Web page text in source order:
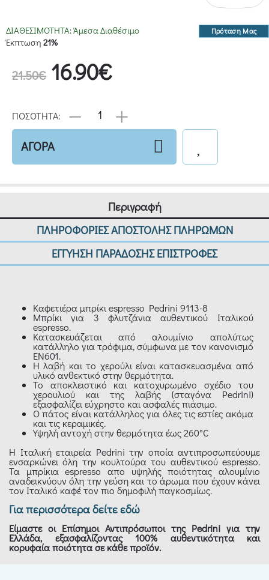
Πρόταση Μας
ΔΙΑΘΕΣΙΜΟΤΗΤΑ:Άμεσα Διαθέσιμο
Έκπτωση 21%
21.50€ 16.90€
ΠΟΣΟΤΗΤΑ:
ΑΓΟΡΑ
Περιγραφή
ΠΛΗΡΟΦΟΡΙΕΣ ΑΠΟΣΤΟΛΗΣ ΠΛΗΡΩΜΩΝ
ΕΓΓΥΗΣΗ ΠΑΡΑΔΟΣΗΣ ΕΠΙΣΤΡΟΦΕΣ
Καφετιέρα μπρίκι espresso Pedrini 9113-8
Μπρίκι για 3 φλυτζάνια αυθεντικού Ιταλικού
espresso.
Κατασκευάζεται από αλουμίνιο απολύτως
κατάλληλο για τρόφιμα, σύμφωνα με τον κανονισμό
ΕΝ601.
Η λαβή και το χερούλι είναι κατασκευασμένα από
υλικό ανθεκτικό στην θερμότητα.
Το αποκλειστικό και κατοχυρωμένο σχέδιο του
χερουλιού και της λαβής (σταγόνα Pedrini)
εξασφαλίζει εύχρηστο και ασφαλές πιάσιμο.
Ο πάτος είναι κατάλληλος για όλες τις εστίες ακόμα
και τις κεραμικές.
Υψηλή αντοχή στην θερμότητα έως 260°C
Η Ιταλική εταιρεία Pedrini την οποία αντιπροσωπεύουμε
ενσαρκώνει όλη την κουλτούρα του αυθεντικού espresso.
Τα μπρίκια espresso απο υψηλής ποιότητας αλουμίνιο
αναδεικνύουν όλη την γεύση και το άρωμα που έχουν κάνει
τον Ιταλικό καφέ τον πιο δημοφιλή παγκοσμίως.
Για περισσότερα δείτε εδώ
Είμαστε οι Επίσημοι Αντιπρόσωποι της Pedrini για την
Ελλάδα, εξασφαλίζοντας 100% αυθεντικότητα και
κορυφαία ποιότητα σε κάθε προϊόν.